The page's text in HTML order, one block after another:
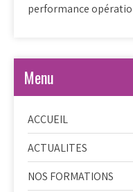
performance
Menu
ACCUEIL
ACTUALITES
NOS FORMATIONS